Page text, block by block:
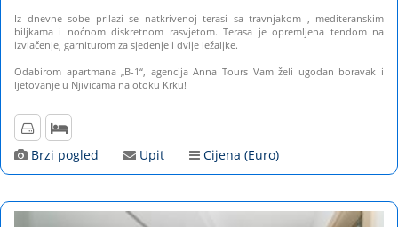
Iz dnevne sobe prilazi se natkrivenoj terasi sa travnjakom , mediteranskim
biljkama i noćnom diskretnom rasvjetom. Terasa je opremljena tendom na
izvlačenje, garniturom za sjedenje i dvije ležaljke.
Odabirom apartmana „B-1“, agencija Anna Tours Vam želi ugodan boravak i
ljetovanje u Njivicama na otoku Krku!
Brzi pogled Upit Cijena (Euro)